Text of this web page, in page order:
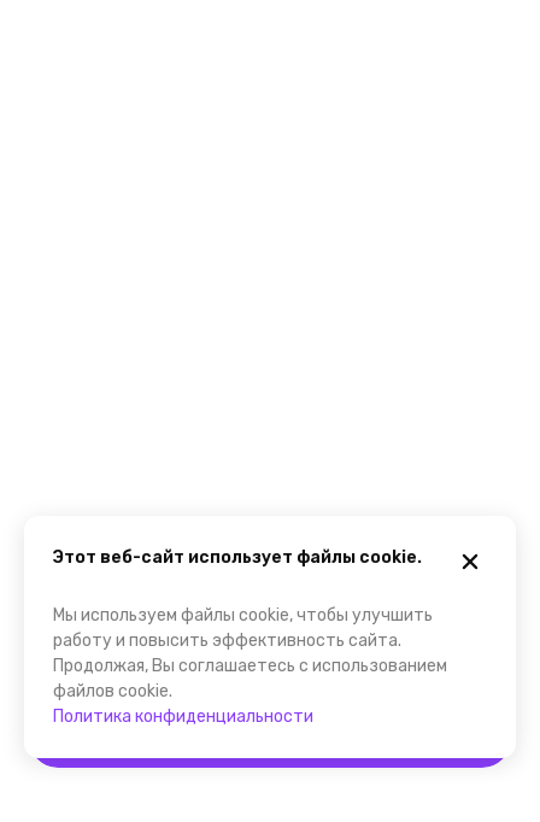
Этот веб-сайт использует файлы cookie.
Мы используем файлы cookie, чтобы улучшить
работу и повысить эффективность сайта.
Продолжая, Вы соглашаетесь с использованием
файлов cookie.
Политика конфиденциальности